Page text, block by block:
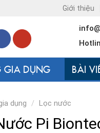
Giới thiệu
GIA DỤNG BÀI
dụng / Lọc nước
Pi